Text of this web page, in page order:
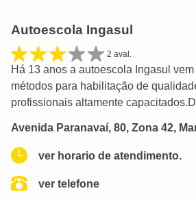
Autoescola Ingasul
2 aval.
Há 13 anos a autoescola Ingasul
métodos para habilitação de
profissionais altamente
Avenida Paranavaí, 80, Zona 42,
ver horario de atendimento.
ver telefone